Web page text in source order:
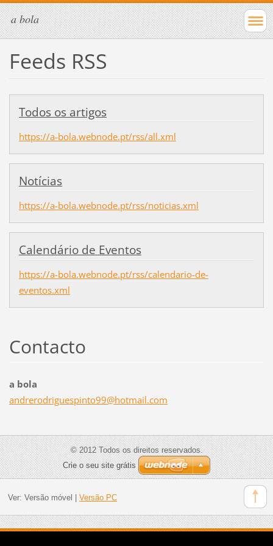
a bola
Feeds RSS
Todos os artigos
https://a-bola.webnode.pt/rss/all.xml
Notícias
https://a-bola.webnode.pt/rss/noticias.xml
Calendário de Eventos
https://a-bola.webnode.pt/rss/calendario-de-
eventos.xml
Contacto
a bola
andrerodriguespinto99@hotmail.com
© 2012 Todos os direitos reservados.
Crie o seu site grátis
Ver: Versão móvel | Versão PC